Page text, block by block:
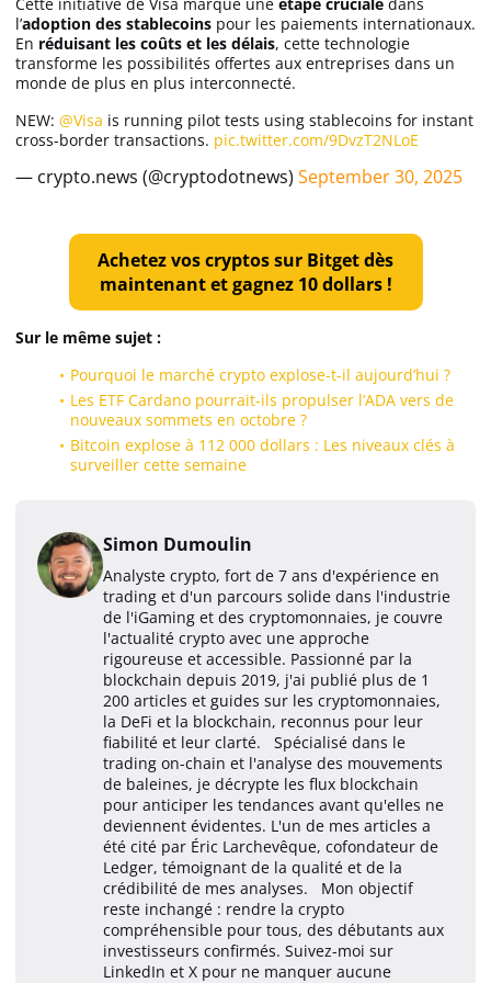
Cette initiative de Visa marque une étape cruciale dans
l’adoption des stablecoins pour les paiements internationaux.
En réduisant les coûts et les délais, cette technologie
transforme les possibilités offertes aux entreprises dans un
monde de plus en plus interconnecté.
NEW: @Visa is running pilot tests using stablecoins for instant
cross-border transactions. pic.twitter.com/9DvzT2NLoE
— crypto.news (@cryptodotnews) September 30, 2025
Achetez vos cryptos sur Bitget dès
maintenant et gagnez 10 dollars !
Sur le même sujet :
Pourquoi le marché crypto explose-t-il aujourd’hui ?
Les ETF Cardano pourrait-ils propulser l’ADA vers de
nouveaux sommets en octobre ?
Bitcoin explose à 112 000 dollars : Les niveaux clés à
surveiller cette semaine
Simon Dumoulin
Analyste crypto, fort de 7 ans d'expérience en
trading et d'un parcours solide dans l'industrie
de l'iGaming et des cryptomonnaies, je couvre
l'actualité crypto avec une approche
rigoureuse et accessible. Passionné par la
blockchain depuis 2019, j'ai publié plus de 1
200 articles et guides sur les cryptomonnaies,
la DeFi et la blockchain, reconnus pour leur
fiabilité et leur clarté. Spécialisé dans le
trading on-chain et l'analyse des mouvements
de baleines, je décrypte les flux blockchain
pour anticiper les tendances avant qu'elles ne
deviennent évidentes. L'un de mes articles a
été cité par Éric Larchevêque, cofondateur de
Ledger, témoignant de la qualité et de la
crédibilité de mes analyses. Mon objectif
reste inchangé : rendre la crypto
compréhensible pour tous, des débutants aux
investisseurs confirmés. Suivez-moi sur
LinkedIn et X pour ne manquer aucune